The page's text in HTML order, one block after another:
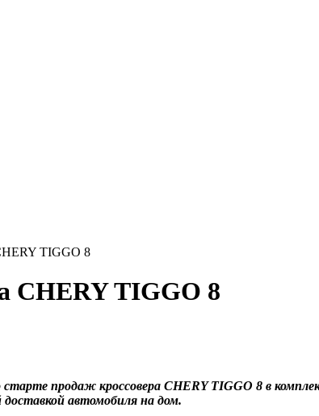
TIGGO 8
CHERY TIGGO 8
продаж кроссовера CHERY TIGGO 8 в
автомобиля на дом.